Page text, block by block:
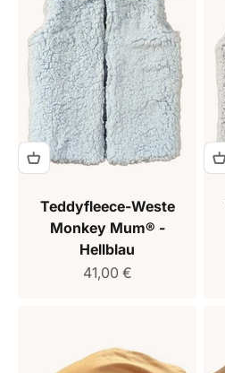
Teddyfleece-Weste
Monkey Mum® -
Hellblau
Verkaufspreis
41,00 €